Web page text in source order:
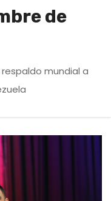
de
mundial a